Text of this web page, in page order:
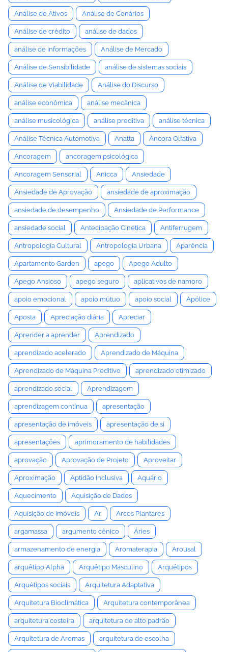
Análise de Ativos Análise de Cenários
Análise de crédito análise de dados
análise de informações Análise de Mercado
Análise de Sensibilidade análise de sistemas sociais
Análise de Viabilidade Análise do Discurso
análise econômica análise mecânica
análise musicológica análise preditiva análise técnica
Análise Técnica Automotiva Anatta Âncora Olfativa
Ancoragem ancoragem psicológica
Ancoragem Sensorial Anicca Ansiedade
Ansiedade de Aprovação ansiedade de aproximação
ansiedade de desempenho Ansiedade de Performance
ansiedade social Antecipação Cinética Antiferrugem
Antropologia Cultural Antropologia Urbana Aparência
Apartamento Garden apego Apego Adulto
Apego Ansioso apego seguro aplicativos de namoro
apoio emocional apoio mútuo apoio social Apólice
Aposta Apreciação diária Apreciar
Aprender a aprender Aprendizado
aprendizado acelerado Aprendizado de Máquina
Aprendizado de Máquina Preditivo aprendizado otimizado
aprendizado social Aprendizagem
aprendizagem contínua apresentação
apresentação de imóveis apresentação de si
apresentações aprimoramento de habilidades
aprovação Aprovação de Projeto Aproveitar
Aproximação Aptidão Inclusiva Aquário
Aquecimento Aquisição de Dados
Aquisição de Imóveis Ar Arcos Plantares
argamassa argumento cênico Áries
armazenamento de energia Aromaterapia Arousal
arquétipo Alpha Arquétipo Masculino Arquétipos
Arquétipos sociais Arquitetura Adaptativa
Arquitetura Bioclimática Arquitetura contemporânea
arquitetura costeira arquitetura de alto padrão
Arquitetura de Aromas arquitetura de escolha